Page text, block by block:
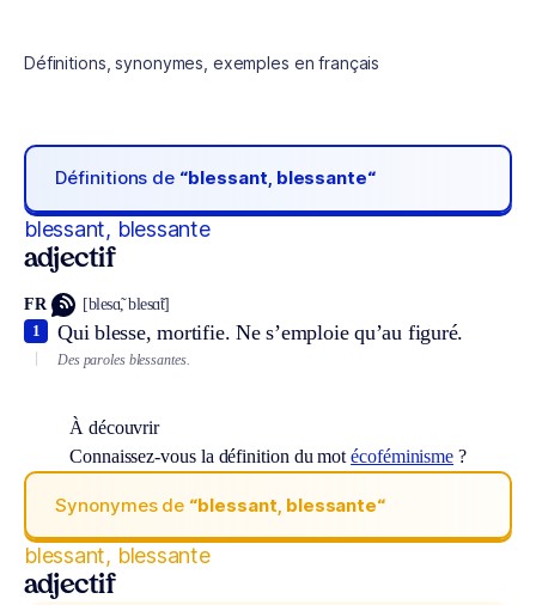
Définitions, synonymes, exemples en français
Définitions de “blessant, blessante“
blessant, blessante
adjectif
FR [blesɑ̃, blesɑ̃t]
Qui blesse, mortifie. Ne s’emploie qu’au figuré.
1
Des paroles blessantes.
À découvrir
Connaissez-vous la définition du motécoféminisme ?
Synonymes de “blessant, blessante“
blessant, blessante
adjectif